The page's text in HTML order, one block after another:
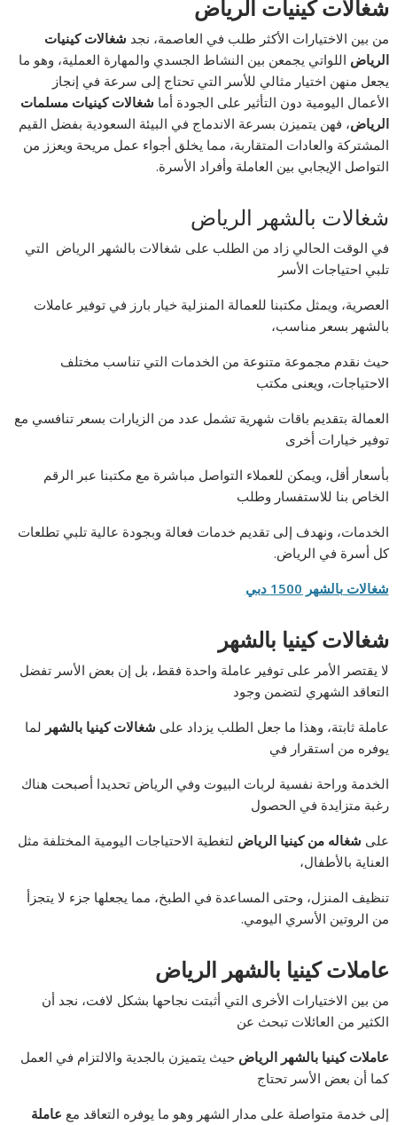
شغالات كينيات الرياض
من بين الاختيارات الأكثر طلب في العاصمة، نجد شغالات كينيات
الرياض اللواتي يجمعن بين النشاط الجسدي والمهارة العملية، وهو ما
يجعل منهن اختيار مثالي للأسر التي تحتاج إلى سرعة في إنجاز
الأعمال اليومية دون التأثير على الجودة أما شغالات كينيات مسلمات
الرياض، فهن يتميزن بسرعة الاندماج في البيئة السعودية بفضل القيم
المشتركة والعادات المتقاربة، مما يخلق أجواء عمل مريحة ويعزز من
التواصل الإيجابي بين العاملة وأفراد الأسرة.
شغالات بالشهر الرياض
في الوقت الحالي زاد من الطلب على شغالات بالشهر الرياض التي
تلبي احتياجات الأسر
العصرية، ويمثل مكتبنا للعمالة المنزلية خيار بارز في توفير عاملات
بالشهر بسعر مناسب،
حيث نقدم مجموعة متنوعة من الخدمات التي تناسب مختلف
الاحتياجات، ويعنى مكتب
العمالة بتقديم باقات شهرية تشمل عدد من الزيارات بسعر تنافسي مع
توفير خيارات أخرى
بأسعار أقل، ويمكن للعملاء التواصل مباشرة مع مكتبنا عبر الرقم
الخاص بنا للاستفسار وطلب
الخدمات، ونهدف إلى تقديم خدمات فعالة وبجودة عالية تلبي تطلعات
كل أسرة في الرياض.
شغالات بالشهر 1500 دبي
شغالات كينيا بالشهر
لا يقتصر الأمر على توفير عاملة واحدة فقط، بل إن بعض الأسر تفضل
التعاقد الشهري لتضمن وجود
عاملة ثابتة، وهذا ما جعل الطلب يزداد على شغالات كينيا بالشهر لما
يوفره من استقرار في
الخدمة وراحة نفسية لربات البيوت وفي الرياض تحديدا أصبحت هناك
رغبة متزايدة في الحصول
على شغاله من كينيا الرياض لتغطية الاحتياجات اليومية المختلفة مثل
العناية بالأطفال،
تنظيف المنزل، وحتى المساعدة في الطبخ، مما يجعلها جزء لا يتجزأ
من الروتين الأسري اليومي.
عاملات كينيا بالشهر الرياض
من بين الاختيارات الأخرى التي أثبتت نجاحها بشكل لافت، نجد أن
الكثير من العائلات تبحث عن
عاملات كينيا بالشهر الرياض حيث يتميزن بالجدية والالتزام في العمل
كما أن بعض الأسر تحتاج
إلى خدمة متواصلة على مدار الشهر وهو ما يوفره التعاقد مع عاملة